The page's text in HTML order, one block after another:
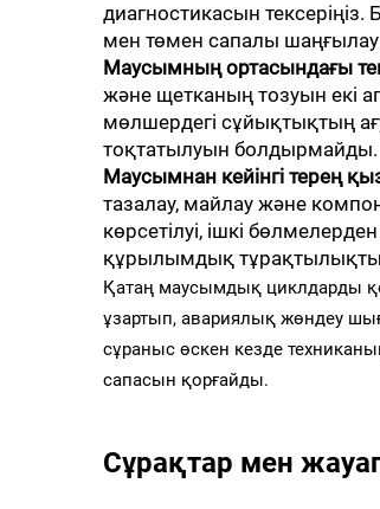
диагностикасын тексеріңіз.
мен төмен сапалы шаңғылау
Маусымның ортасындағы
және щетканың тозуын екі
мөлшердегі сұйықтықтың
тоқтатылуын болдырмайды.
Маусымнан кейінгі терең
тазалау, майлау және
көрсетілуі, ішкі
құрылымдық тұрақтылықты
Қатаң маусымдық циклдарды
ұзартып, авариялық жөндеу
сұраныс өскен кезде
сапасын қорғайды.
Сұрақтар мен